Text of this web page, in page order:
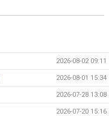
2026-08-02 09:11
2026-08-01 15:34
2026-07-28 13:08
2026-07-20 15:16